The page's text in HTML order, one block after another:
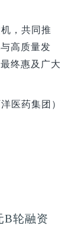
，共同推
高质量发
终惠及广大
医药集团）
B轮融资